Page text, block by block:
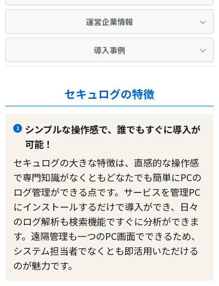
運営企業情報
導入事例
セキュログの特徴
1
シンプルな操作感で、誰でもすぐに導入が
可能！
セキュログの大きな特徴は、直感的な操作感
で専門知識がなくともどなたでも簡単にPCの
ログ管理ができる点です。サービスを管理PC
にインストールするだけで導入ができ、日々
のログ解析も検索機能ですぐに分析ができま
す。遠隔管理も一つのPC画面でできるため、
システム担当者でなくとも即活用いただける
のが魅力です。